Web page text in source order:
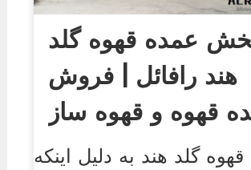
عمده قهوه گلد
هند رافائل | فروش
قهوه و قهوه ساز
گلد هند به دلیل اینکه